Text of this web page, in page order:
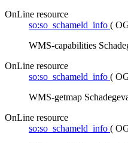
OnLine resource
so:so_schameld_info (
WMS-capabilities
OnLine resource
so:so_schameld_info (
WMS-getmap
OnLine resource
so:so_schameld_info (